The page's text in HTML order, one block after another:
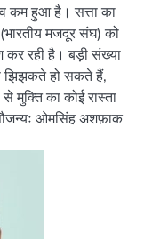
कम हुआ है। सत्ता का
मजदूर संघ) को
रही है। बड़ी संख्या
झिझकते हो सकते हैं,
मुक्ति का कोई रास्ता
ओमसिंह अशफ़ाक